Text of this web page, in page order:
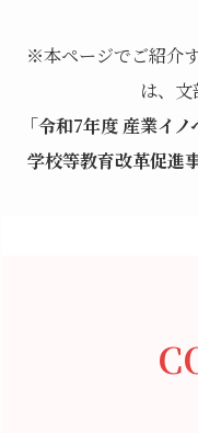
※本ページでご紹介
は、
「令和7年度 産業イ
学校等教育改革促進